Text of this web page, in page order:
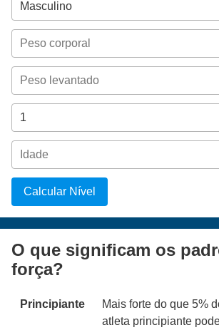
Calcular Nível
O que significam os
força?
Principiante
Mais forte do que 5%
atleta principiante